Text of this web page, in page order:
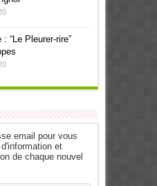
: “Le Pleurer-rire”
email pour vous
et
de chaque nouvel